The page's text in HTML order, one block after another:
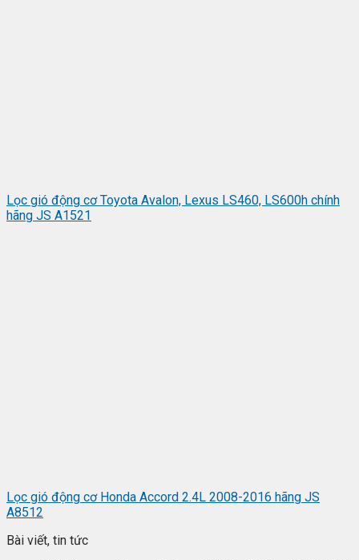
Lọc gió động cơ Toyota Avalon, Lexus LS460, LS600h chính
hãng JS A1521
Lọc gió động cơ Honda Accord 2.4L 2008-2016 hãng JS
A8512
Bài viết, tin tức